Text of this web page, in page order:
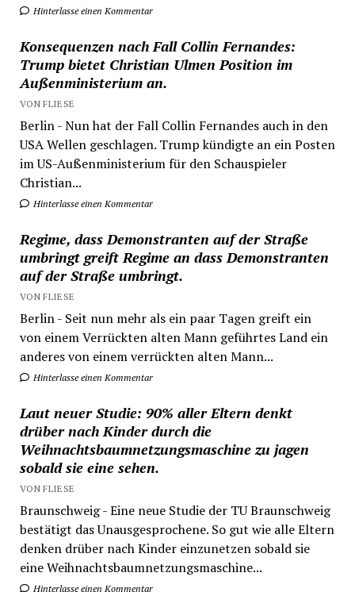
Hinterlasse einen Kommentar
Konsequenzen nach Fall Collin Fernandes:
Trump bietet Christian Ulmen Position im
Außenministerium an.
VON FLIESE
Berlin - Nun hat der Fall Collin Fernandes auch in den
USA Wellen geschlagen. Trump kündigte an ein Posten
im US-Außenministerium für den Schauspieler
Christian...
Hinterlasse einen Kommentar
Regime, dass Demonstranten auf der Straße
umbringt greift Regime an dass Demonstranten
auf der Straße umbringt.
VON FLIESE
Berlin - Seit nun mehr als ein paar Tagen greift ein
von einem Verrückten alten Mann geführtes Land ein
anderes von einem verrückten alten Mann...
Hinterlasse einen Kommentar
Laut neuer Studie: 90% aller Eltern denkt
drüber nach Kinder durch die
Weihnachtsbaumnetzungsmaschine zu jagen
sobald sie eine sehen.
VON FLIESE
Braunschweig - Eine neue Studie der TU Braunschweig
bestätigt das Unausgesprochene. So gut wie alle Eltern
denken drüber nach Kinder einzunetzen sobald sie
eine Weihnachtsbaumnetzungsmaschine...
Hinterlasse einen Kommentar